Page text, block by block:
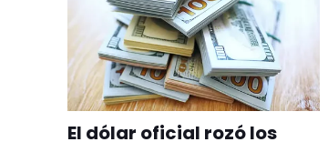
El dólar oficial rozó los